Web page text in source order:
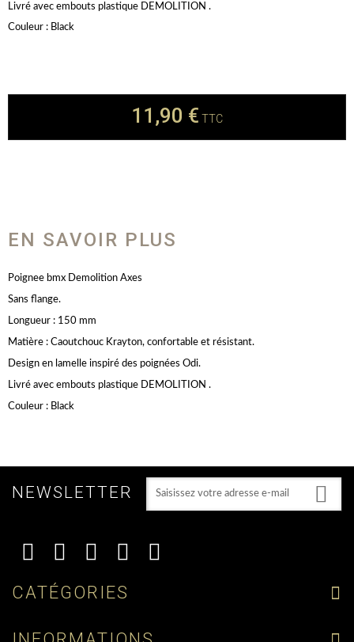
Livré avec embouts plastique DEMOLITION .
Couleur : Black
11,90 € TTC
EN SAVOIR PLUS
Poignee bmx Demolition Axes
Sans flange.
Longueur : 150 mm
Matière : Caoutchouc Krayton, confortable et résistant.
Design en lamelle inspiré des poignées Odi.
Livré avec embouts plastique DEMOLITION .
Couleur : Black
NEWSLETTER
CATÉGORIES